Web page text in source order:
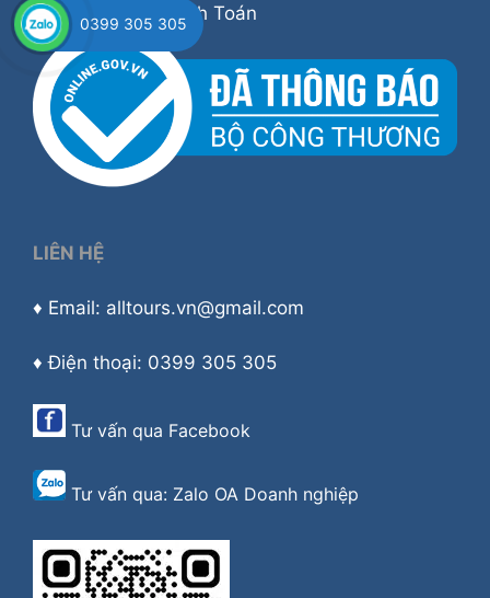
♦Hướng dẫn Thanh Toán
LIÊN HỆ
♦ Email: alltours.vn@gmail.com
♦ Điện thoại: 0399 305 305
Tư vấn qua Facebook
Tư vấn qua: Zalo OA Doanh nghiệp
0399 305 305